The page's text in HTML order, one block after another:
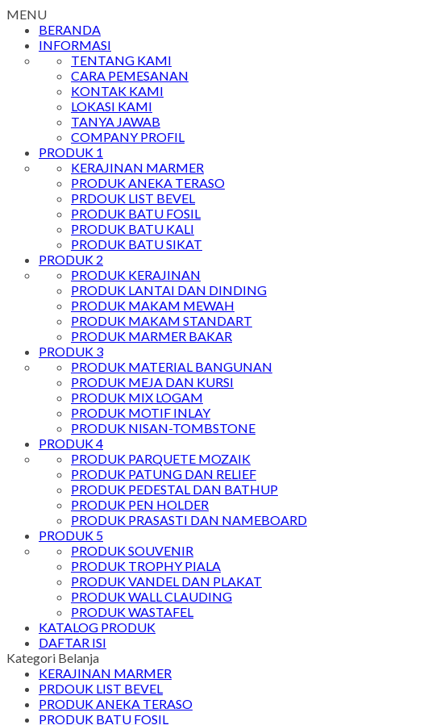
MENU
BERANDA
INFORMASI
TENTANG KAMI
CARA PEMESANAN
KONTAK KAMI
LOKASI KAMI
TANYA JAWAB
COMPANY PROFIL
PRODUK 1
KERAJINAN MARMER
PRODUK ANEKA TERASO
PRDOUK LIST BEVEL
PRODUK BATU FOSIL
PRODUK BATU KALI
PRODUK BATU SIKAT
PRODUK 2
PRODUK KERAJINAN
PRODUK LANTAI DAN DINDING
PRODUK MAKAM MEWAH
PRODUK MAKAM STANDART
PRODUK MARMER BAKAR
PRODUK 3
PRODUK MATERIAL BANGUNAN
PRODUK MEJA DAN KURSI
PRODUK MIX LOGAM
PRODUK MOTIF INLAY
PRODUK NISAN-TOMBSTONE
PRODUK 4
PRODUK PARQUETE MOZAIK
PRODUK PATUNG DAN RELIEF
PRODUK PEDESTAL DAN BATHUP
PRODUK PEN HOLDER
PRODUK PRASASTI DAN NAMEBOARD
PRODUK 5
PRODUK SOUVENIR
PRODUK TROPHY PIALA
PRODUK VANDEL DAN PLAKAT
PRODUK WALL CLAUDING
PRODUK WASTAFEL
KATALOG PRODUK
DAFTAR ISI
Kategori Belanja
KERAJINAN MARMER
PRDOUK LIST BEVEL
PRODUK ANEKA TERASO
PRODUK BATU FOSIL